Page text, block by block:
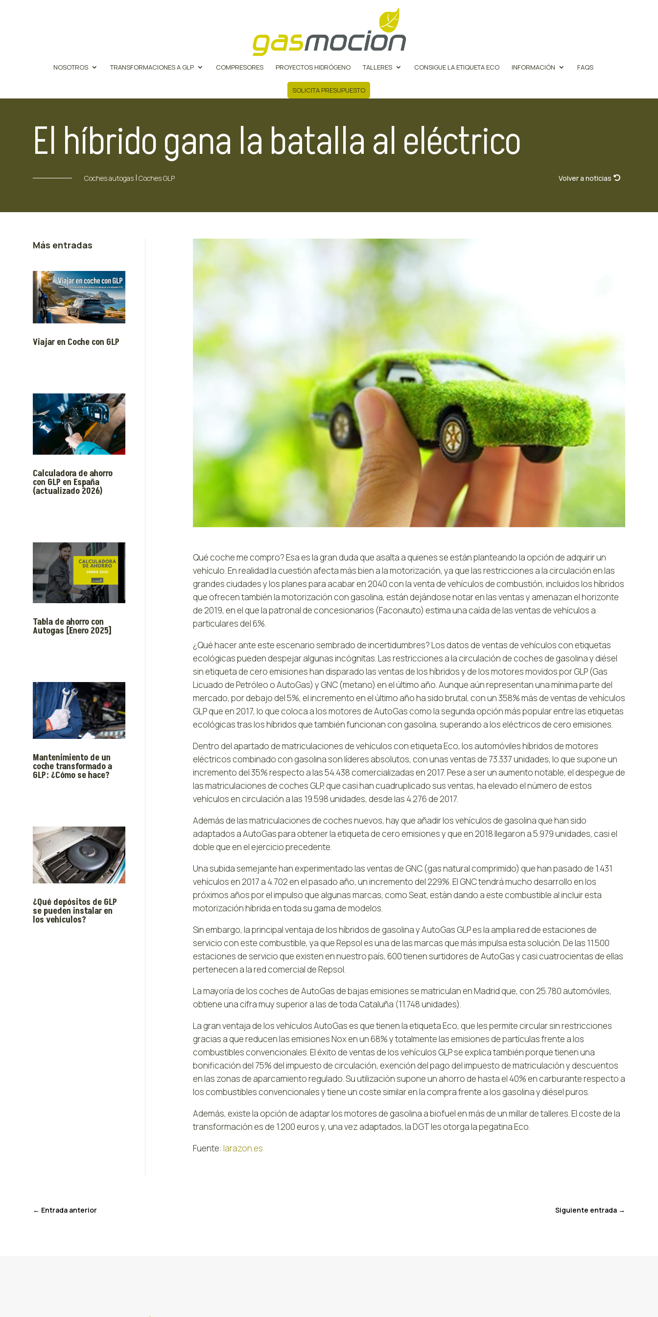
NOSOTROS TRANSFORMACIONES A GLP COMPRESORES PROYECTOS HIDRÓGENO TALLERES CONSIGUE LA ETIQUETA ECO INFORMACIÓN FAQS
SOLICITA PRESUPUESTO
El híbrido gana la batalla al eléctrico
Coches autogas |Coches GLP Volver a noticias
Más entradas
Viajar en Coche con GLP
Calculadora de ahorro
con GLP en España
(actualizado 2026)
Tabla de ahorro con
Autogas [Enero 2025]
Mantenimiento de un
coche transformado a
GLP: ¿Cómo se hace?
¿Qué depósitos de GLP
se pueden instalar en
los vehículos?
Qué coche me compro? Esa es la gran duda que asalta a quienes se están planteando la opción de adquirir un
vehículo. En realidad la cuestión afecta más bien a la motorización, ya que las restricciones a la circulación en las
grandes ciudades y los planes para acabar en 2040 con la venta de vehículos de combustión, incluidos los híbridos
que ofrecen también la motorización con gasolina, están dejándose notar en las ventas y amenazan el horizonte
de 2019, en el que la patronal de concesionarios (Faconauto) estima una caída de las ventas de vehículos a
particulares del 6%.
¿Qué hacer ante este escenario sembrado de incertidumbres? Los datos de ventas de vehículos con etiquetas
ecológicas pueden despejar algunas incógnitas. Las restricciones a la circulación de coches de gasolina y diésel
sin etiqueta de cero emisiones han disparado las ventas de los híbridos y de los motores movidos por GLP (Gas
Licuado de Petróleo o AutoGas) y GNC (metano) en el último año. Aunque aún representan una mínima parte del
mercado, por debajo del 5%, el incremento en el último año ha sido brutal, con un 358% más de ventas de vehículos
GLP que en 2017, lo que coloca a los motores de AutoGas como la segunda opción más popular entre las etiquetas
ecológicas tras los híbridos que también funcionan con gasolina, superando a los eléctricos de cero emisiones.
Dentro del apartado de matriculaciones de vehículos con etiqueta Eco, los automóviles híbridos de motores
eléctricos combinado con gasolina son líderes absolutos, con unas ventas de 73.337 unidades, lo que supone un
incremento del 35% respecto a las 54.438 comercializadas en 2017. Pese a ser un aumento notable, el despegue de
las matriculaciones de coches GLP, que casi han cuadruplicado sus ventas, ha elevado el número de estos
vehículos en circulación a las 19.598 unidades, desde las 4.276 de 2017.
Además de las matriculaciones de coches nuevos, hay que añadir los vehículos de gasolina que han sido
adaptados a AutoGas para obtener la etiqueta de cero emisiones y que en 2018 llegaron a 5.979 unidades, casi el
doble que en el ejercicio precedente.
Una subida semejante han experimentado las ventas de GNC (gas natural comprimido) que han pasado de 1.431
vehículos en 2017 a 4.702 en el pasado año, un incremento del 229%. El GNC tendrá mucho desarrollo en los
próximos años por el impulso que algunas marcas, como Seat, están dando a este combustible al incluir esta
motorización híbrida en toda su gama de modelos.
Sin embargo, la principal ventaja de los híbridos de gasolina y AutoGas GLP es la amplia red de estaciones de
servicio con este combustible, ya que Repsol es una de las marcas que más impulsa esta solución. De las 11.500
estaciones de servicio que existen en nuestro país, 600 tienen surtidores de AutoGas y casi cuatrocientas de ellas
pertenecen a la red comercial de Repsol.
La mayoría de los coches de AutoGas de bajas emisiones se matriculan en Madrid que, con 25.780 automóviles,
obtiene una cifra muy superior a las de toda Cataluña (11.748 unidades).
La gran ventaja de los vehículos AutoGas es que tienen la etiqueta Eco, que les permite circular sin restricciones
gracias a que reducen las emisiones Nox en un 68% y totalmente las emisiones de partículas frente a los
combustibles convencionales. El éxito de ventas de los vehículos GLP se explica también porque tienen una
bonificación del 75% del impuesto de circulación, exención del pago del impuesto de matriculación y descuentos
en las zonas de aparcamiento regulado. Su utilización supone un ahorro de hasta el 40% en carburante respecto a
los combustibles convencionales y tiene un coste similar en la compra frente a los gasolina y diésel puros.
Además, existe la opción de adaptar los motores de gasolina a biofuel en más de un millar de talleres. El coste de la
transformación es de 1.200 euros y, una vez adaptados, la DGT les otorga la pegatina Eco.
Fuente: larazon.es
← Entrada anterior Siguiente entrada→